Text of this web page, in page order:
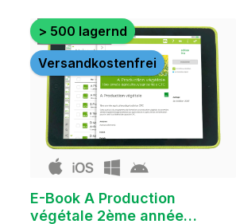
> 500 lagernd
Versandkostenfrei
E-Book A Production
végétale 2ème année